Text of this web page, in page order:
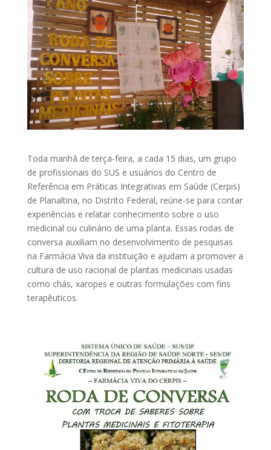
Toda manhã de terça-feira, a cada 15 dias, um grupo
de profissionais do SUS e usuários do Centro de
Referência em Práticas Integrativas em Saúde (Cerpis)
de Planaltina, no Distrito Federal, reúne-se para contar
experiências e relatar conhecimento sobre o uso
medicinal ou culinário de uma planta. Essas rodas de
conversa auxiliam no desenvolvimento de pesquisas
na Farmácia Viva da instituição e ajudam a promover a
cultura de uso racional de plantas medicinais usadas
como chás, xaropes e outras formulações com fins
terapêuticos.